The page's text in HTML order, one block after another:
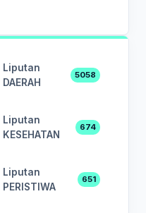
Liputan
DAERAH
5058
Liputan
KESEHATAN
674
Liputan
PERISTIWA
651